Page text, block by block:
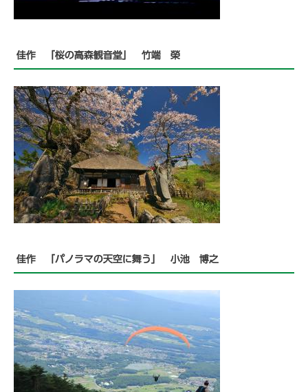
佳作 「桜の高森観音堂」 竹端 榮
佳作 「パノラマの天空に舞う」 小池 博之